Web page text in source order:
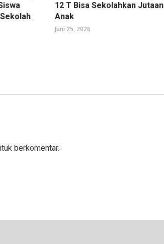
12 T Bisa Sekolahkan Jutaan
Anak
Juni 25, 2026
berkomentar.